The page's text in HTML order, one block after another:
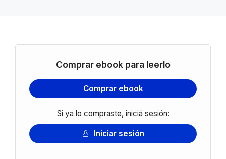
Comprar ebook para leerlo
Comprar ebook
Si ya lo compraste, iniciá sesión:
Iniciar sesión